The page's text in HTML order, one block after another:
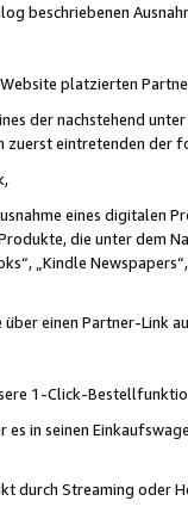
beschriebenen
platzierten
der nachstehend
eintretenden der
eines digitalen
die unter dem
„Kindle
einen Partner-Link
1-Click-
in seinen
durch Streaming oder